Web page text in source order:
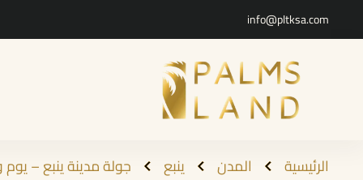
info@pltksa.com
الرئيسية المدن ينبع جولة مدينة ينبع – يوم